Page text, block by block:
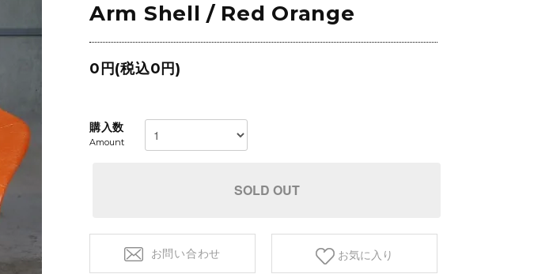
ラック&スタンド
RUGS
ベーシックラグマット
KITCHEN
アート&オブジェ
ポスター&ファブリック
ファッション
植物
BEDROOM
Arm Shell / Red Orange
0円(税込0円)
購入数
Amount
SOLD OUT
お問い合わせ お気に入り